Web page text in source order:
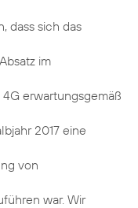
dass sich das
im
erwartungsgemäß
2017 eine
von
war. Wir